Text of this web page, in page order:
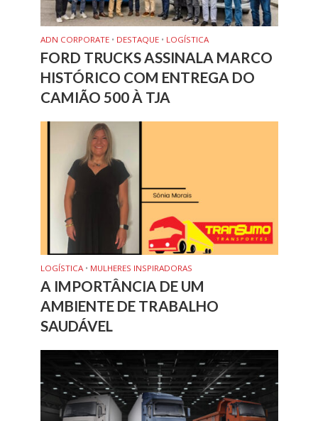
ADN CORPORATE • DESTAQUE • LOGÍSTICA
FORD TRUCKS ASSINALA MARCO
HISTÓRICO COM ENTREGA DO
CAMIÃO 500 À TJA
LOGÍSTICA • MULHERES INSPIRADORAS
A IMPORTÂNCIA DE UM
AMBIENTE DE TRABALHO
SAUDÁVEL